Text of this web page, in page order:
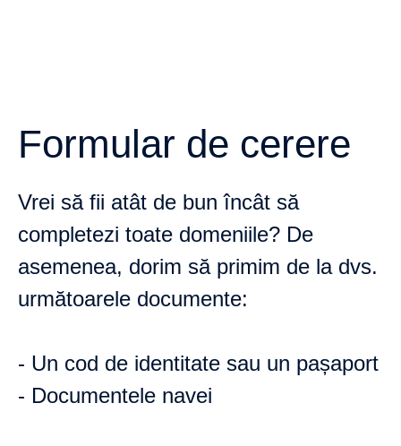
Formular de cerere
Vrei să fii atât de bun încât să
completezi toate domeniile? De
asemenea, dorim să primim de la dvs.
următoarele documente:
- Un cod de identitate sau un pașaport
- Documentele navei